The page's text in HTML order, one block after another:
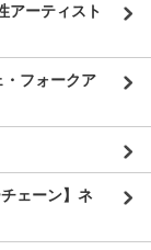
アーティスト
フォークア
ェーン】ネ